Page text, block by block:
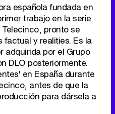
española fundada en
trabajo en la serie
pronto se
factual y realities. Es la
adquirida por el Grupo
DLO posteriormente.
en España durante
antes de que la
para dársela a